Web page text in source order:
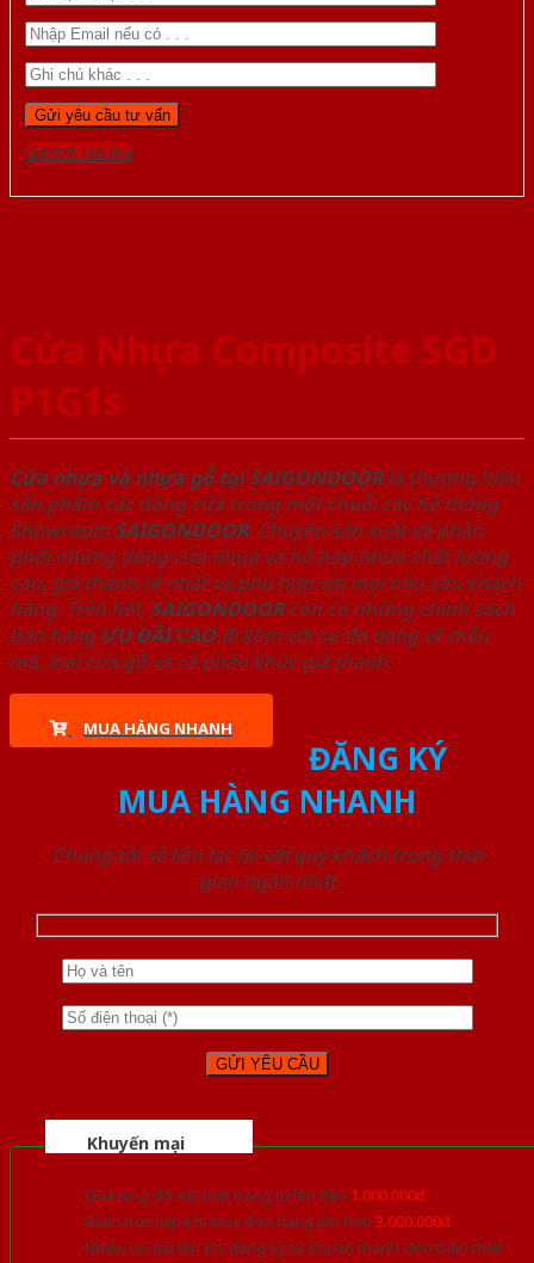
Gọi 0976.169.864
Cửa Nhựa Composite SGD
P1G1s
Cửa nhựa và nhựa gỗ tại SAIGONDOORlà thương hiệu
sản phẩm các dòng cửa trong một chuỗi các hệ thống
Showroom SAIGONDOOR. Chuyên sản xuất và phân
phối những dòng cửa nhựa và hỗ hợp nhựa chất lượng
cao, giá thành rẻ nhất và phù hợp với mọi nhu cầu khách
hàng. Trên hết, SAIGONDOORcòn có những chính sách
bán hàng ƯU ĐÃI CAOđi kèm với sự đa dạng về mẫu
mã, loại cửa gỗ và cả phân khúc giá thành.
MUA HÀNG NHANH
ĐĂNG KÝ
MUA HÀNG NHANH
Chúng tôi sẽ liên lạc lại với quý khách trong thời
gian ngắn nhất
Khuyến mại
Quà tặng đồ nội thất trang trí lên đến 1.000.000đ
Giảm trực tiếp khi mua đơn hàng lớn hơn 3.000.000đ
Nhiều ưu đãi lớn khi đăng ký tài khoản thành viên thân thiết